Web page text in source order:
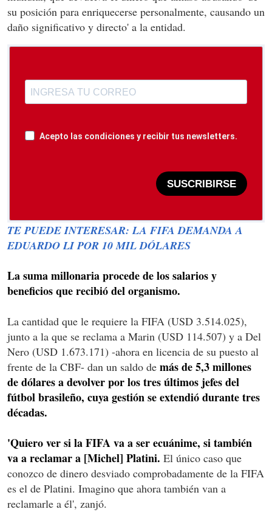
su posición para enriquecerse personalmente, causando un
daño significativo y directo' a la entidad.
Acepto las condiciones y recibir tus newsletters.
SUSCRIBIRSE
TE PUEDE INTERESAR: LA FIFA DEMANDA A
EDUARDO LI POR 10 MIL DÓLARES
La suma millonaria procede de los salarios y
beneficios que recibió del organismo.
La cantidad que le requiere la FIFA (USD 3.514.025),
junto a la que se reclama a Marin (USD 114.507) y a Del
Nero (USD 1.673.171) -ahora en licencia de su puesto al
frente de la CBF- dan un saldo de más de 5,3 millones
de dólares a devolver por los tres últimos jefes del
fútbol brasileño, cuya gestión se extendió durante tres
décadas.
'Quiero ver si la FIFA va a ser ecuánime, si también
va a reclamar a [Michel] Platini. El único caso que
conozco de dinero desviado comprobadamente de la FIFA
es el de Platini. Imagino que ahora también van a
reclamarle a él', zanjó.